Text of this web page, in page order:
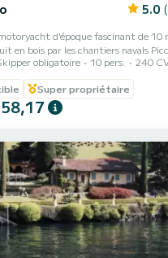
5.0
d'époque fascinant de 10
en bois par les chantiers navals
Un cockpit extrêmement
et des sièges, un bain de soleil avant
matelas et des coussins, une
en couchettes, une cabine
un coin cuisine et une salle
obligatoire 10 pers.
240
Super propriétaire